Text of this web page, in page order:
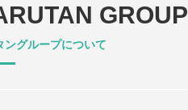
GROUP
ングループについて